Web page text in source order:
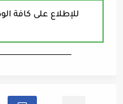
للإطلاع على كافة